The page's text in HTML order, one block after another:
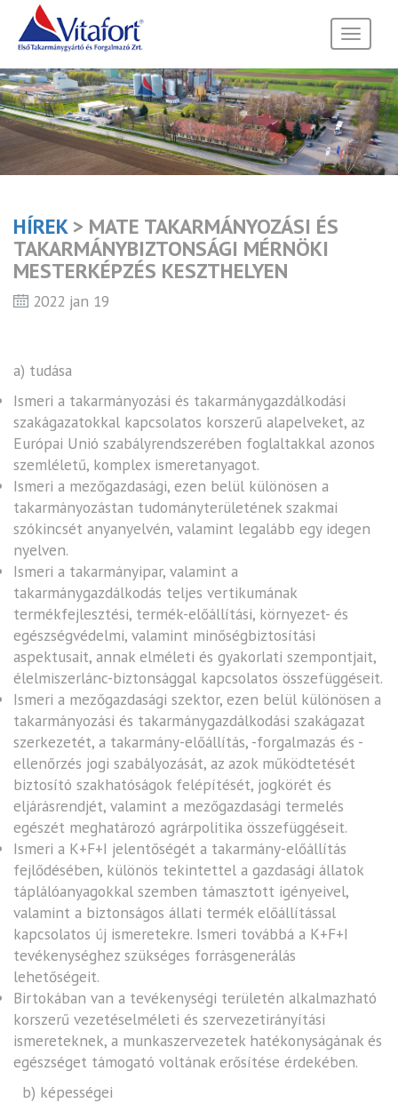
Toggle
HÍREK> MATE TAKARMÁNYOZÁSI ÉS
TAKARMÁNYBIZTONSÁGI MÉRNÖKI
MESTERKÉPZÉS KESZTHELYEN
2022 jan 19
a) tudása
Ismeri a takarmányozási és takarmánygazdálkodási
szakágazatokkal kapcsolatos korszerű alapelveket, az
Európai Unió szabályrendszerében foglaltakkal azonos
szemléletű, komplex ismeretanyagot.
Ismeri a mezőgazdasági, ezen belül különösen a
takarmányozástan tudományterületének szakmai
szókincsét anyanyelvén, valamint legalább egy idegen
nyelven.
Ismeri a takarmányipar, valamint a
takarmánygazdálkodás teljes vertikumának
termékfejlesztési, termék-előállítási, környezet- és
egészségvédelmi, valamint minőségbiztosítási
aspektusait, annak elméleti és gyakorlati szempontjait,
élelmiszerlánc-biztonsággal kapcsolatos összefüggéseit.
Ismeri a mezőgazdasági szektor, ezen belül különösen a
takarmányozási és takarmánygazdálkodási szakágazat
szerkezetét, a takarmány-előállítás, -forgalmazás és -
ellenőrzés jogi szabályozását, az azok működtetését
biztosító szakhatóságok felépítését, jogkörét és
eljárásrendjét, valamint a mezőgazdasági termelés
egészét meghatározó agrárpolitika összefüggéseit.
Ismeri a K+F+I jelentőségét a takarmány-előállítás
fejlődésében, különös tekintettel a gazdasági állatok
táplálóanyagokkal szemben támasztott igényeivel,
valamint a biztonságos állati termék előállítással
kapcsolatos új ismeretekre. Ismeri továbbá a K+F+I
tevékenységhez szükséges forrásgenerálás
lehetőségeit.
Birtokában van a tevékenységi területén alkalmazható
korszerű vezetéselméleti és szervezetirányítási
ismereteknek, a munkaszervezetek hatékonyságának és
egészséget támogató voltának erősítése érdekében.
b) képességei